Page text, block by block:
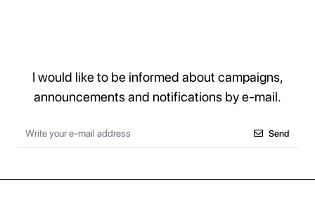
I would like to be informed about campaigns,
announcements and notifications by e-mail.
Send